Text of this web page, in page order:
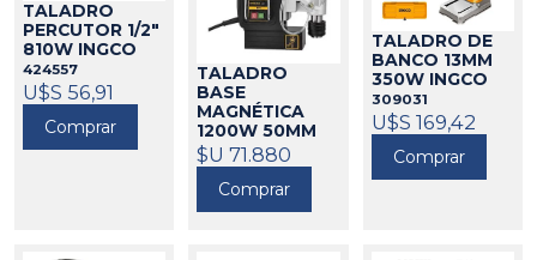
TALADRO
PERCUTOR 1/2"
810W INGCO
424557
U$S 56,91
Comprar
TALADRO
BASE
MAGNÉTICA
1200W 50MM
DEWALT173412
$U 71.880
Comprar
TALADRO DE
BANCO 13MM
350W INGCO
309031
U$S 169,42
Comprar